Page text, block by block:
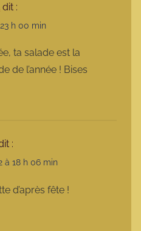
dit :
h 00 min
ta salade est la
de l’année ! Bises
:
à 18 h 06 min
d’après fête !